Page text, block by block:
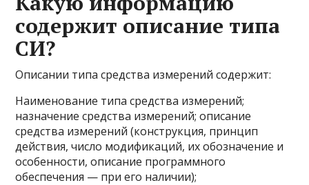
содержит описание типа
СИ?
Описании типа средства измерений содержит:
Наименование типа средства измерений;
назначение средства измерений; описание
средства измерений (конструкция, принцип
действия, число модификаций, их обозначение и
особенности, описание программного
обеспечения — при его наличии);